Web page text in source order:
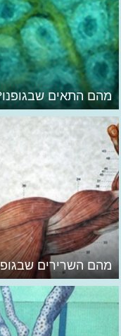
מהם התאים
מהם השרירים